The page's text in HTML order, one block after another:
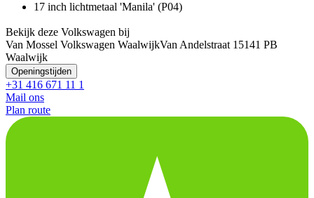
17 inch lichtmetaal 'Manila' (P04)
Bekijk deze Volkswagen bij
Van Mossel Volkswagen WaalwijkVan Andelstraat 1 5141 PB
Waalwijk
Openingstijden
+31 416 671 11 1
Mail ons
Plan route